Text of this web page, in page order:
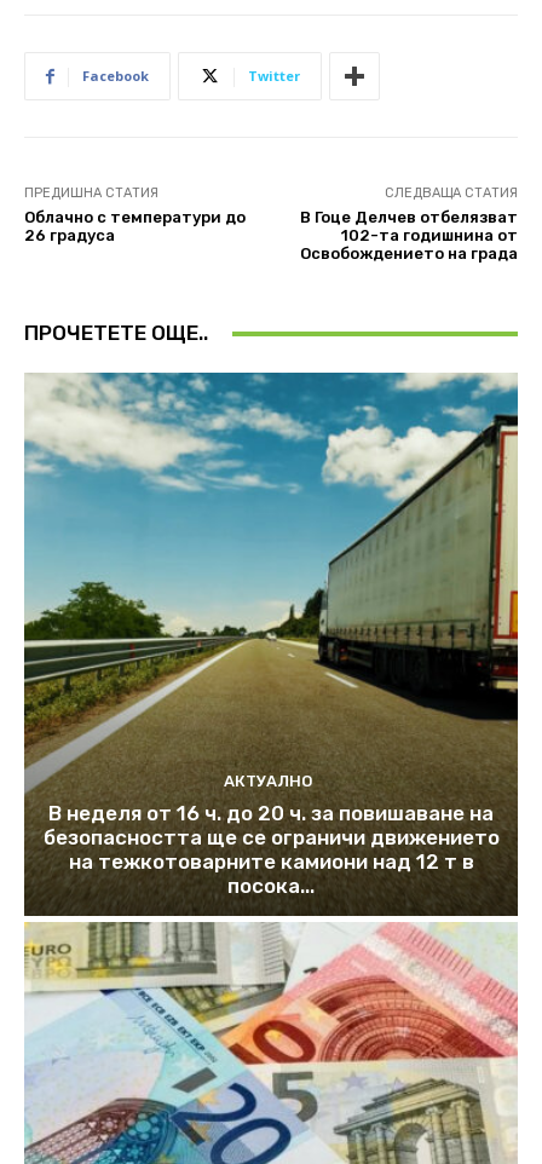
Facebook Twitter
ПРЕДИШНА СТАТИЯ
Облачно с температури до
26 градуса
СЛЕДВАЩА СТАТИЯ
В Гоце Делчев отбелязват
102-та годишнина от
Освобождението на града
ПРОЧЕТЕТЕ ОЩЕ..
АКТУАЛНО
В неделя от 16 ч. до 20 ч. за повишаване на
безопасността ще се ограничи движението
на тежкотоварните камиони над 12 т в
посока...